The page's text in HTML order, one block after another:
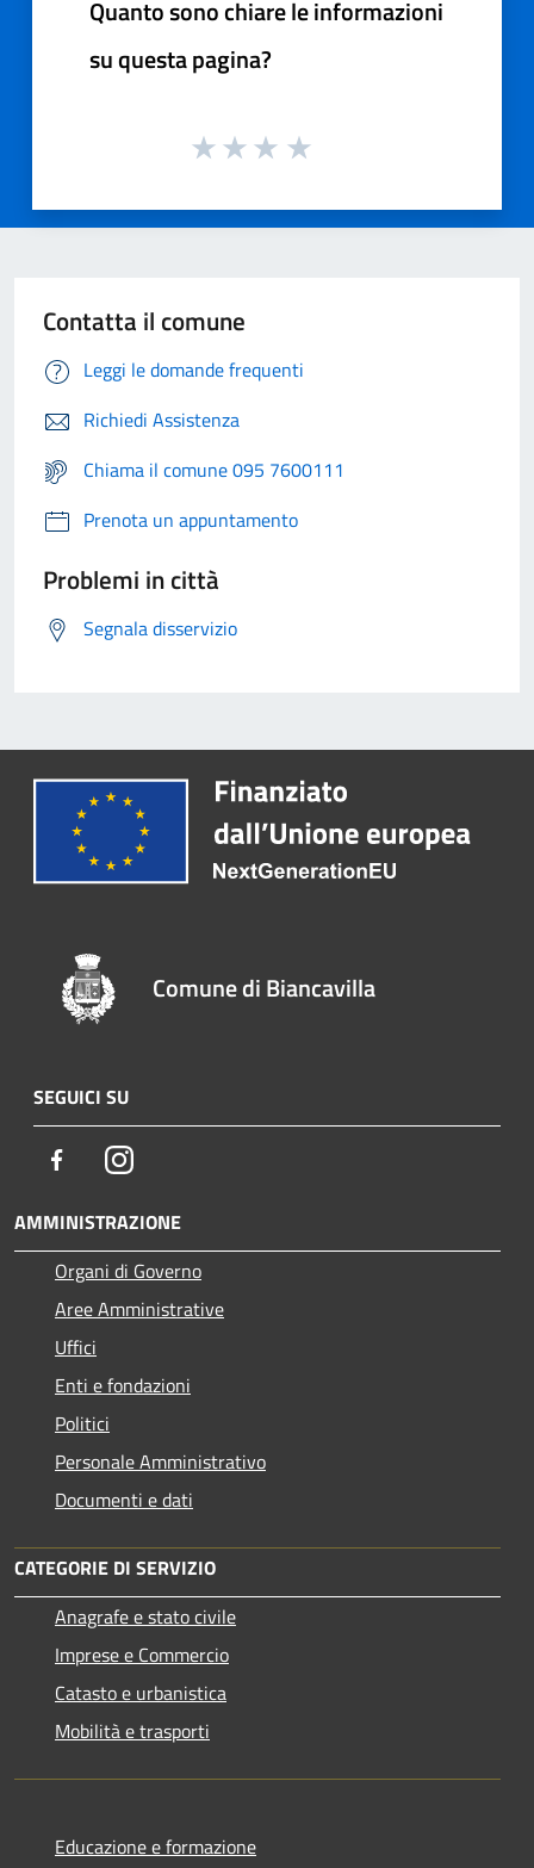
Quanto sono chiare le informazioni
su questa pagina?
Contatta il comune
Leggi le domande frequenti
Richiedi Assistenza
Chiama il comune 095 7600111
Prenota un appuntamento
Problemi in città
Segnala disservizio
Comune di Biancavilla
SEGUICI SU
FacebookInstagram
AMMINISTRAZIONE
Organi di Governo
Aree Amministrative
Uffici
Enti e fondazioni
Politici
Personale Amministrativo
Documenti e dati
CATEGORIE DI SERVIZIO
Anagrafe e stato civile
Imprese e Commercio
Catasto e urbanistica
Mobilità e trasporti
Educazione e formazione